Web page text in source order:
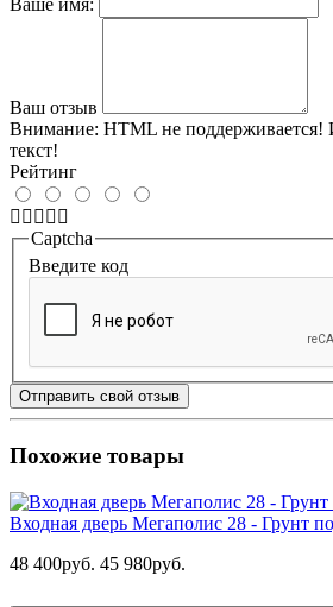
Ваш отзыв
Внимание: HTML не поддерживается!
текст!
Рейтинг
Captcha
Введите код
Отправить свой отзыв
Похожие товары
Входная дверь Мегаполис 28 - Грунт
48 400руб. 45 980руб.